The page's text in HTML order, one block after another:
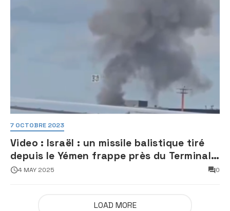
7 OCTOBRE 2023
Video : Israël : un missile balistique tiré
depuis le Yémen frappe près du Terminal
3 de l’aéroport Ben Gourion
4 MAY 2025 0
LOAD MORE